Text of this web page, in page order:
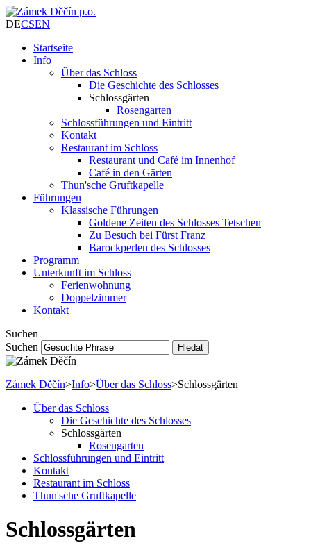
DECSEN
Startseite
Info
Über das Schloss
Die Geschichte des Schlosses
Schlossgärten
Rosengarten
Schlossführungen und Eintritt
Kontakt
Restaurant im Schloss
Restaurant und Café im Innenhof
Café in den Gärten
Thun'sche Gruftkapelle
Führungen
Klassische Führungen
Goldene Zeiten des Schlosses Tetschen
Zu Besuch bei Fürst Franz
Barockperlen des Schlosses
Programm
Unterkunft im Schloss
Ferienwohnung
Doppelzimmer
Kontakt
Suchen
Suchen
Hledat
Zámek Děčín>Info>Über das Schloss>Schlossgärten
Über das Schloss
Die Geschichte des Schlosses
Schlossgärten
Rosengarten
Schlossführungen und Eintritt
Kontakt
Restaurant im Schloss
Thun'sche Gruftkapelle
Schlossgärten